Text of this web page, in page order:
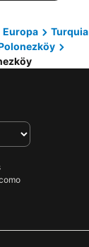
Europa
Turquia